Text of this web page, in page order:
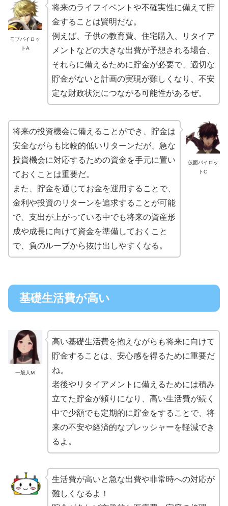
モブパイロッ
トA
将来のライフイベントや不確実性に備えて貯
金することは賢明だな。
例えば、子供の教育費、住宅購入、リタイア
メントなどの大きな出費が予想される場合、
それらに備えるために貯金が必要で、適切な
貯金がないと計画の実現が難しくなり、不安
定な財政状況につながる可能性があるぜ。
仮面パイロッ
トC
将来の投資機会に備えることができ、貯金は
安全ながらも比較的低いリターンだが、急な
投資機会に対応するための資金を手元に置い
ておくことは重要だ。
また、貯金を通じてお金を運用することで、
金利や投資のリターンを追求することが可能
で、支出が上がっている中でも将来の資産形
成や成長に向けて資金を準備しておくこと
で、負のループから抜け出しやすくなる。
基礎生活費が高い
一般人M
高い基礎生活費を抱えながらも将来に向けて
貯金することは、安心感を得るために重要だ
ね。
老後やリタイアメントに備えるためには積み
立てた貯金が頼りになり、高い生活費が続く
中で少額でも定期的に貯金をすることで、将
来の不安や経済的なプレッシャーを軽減でき
るよ。
生活費が高いと急な出費や非常時への対応が
難しくなるよ！